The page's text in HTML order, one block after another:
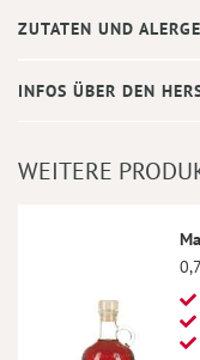
ZUTATEN UND
INFOS ÜBER DEN
WEITERE